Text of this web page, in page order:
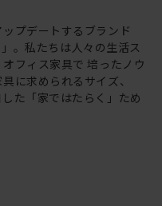
プデートするブランド
。私たちは人々の生活ス
フィス家具で 培ったノウ
に求められるサイズ、
た「家ではたらく」ため